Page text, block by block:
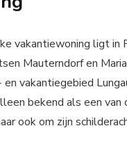
vakantiewoning ligt in
Mauterndorf en
vakantiegebied
bekend als een van
ook om zijn